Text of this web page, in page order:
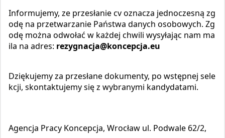
Informujemy, ze przesłanie cv oznacza jednoczesną zg
odę na przetwarzanie Państwa danych osobowych. Zg
odę można odwołać w każdej chwili wysyłając nam ma
ila na adres: rezygnacja@koncepcja.eu
Dziękujemy za przesłane dokumenty, po wstępnej sele
kcji, skontaktujemy się z wybranymi kandydatami.
Agencja Pracy Koncepcja, Wrocław ul. Podwale 62/2,